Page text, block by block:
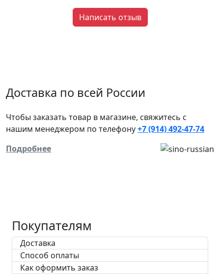
Написать отзыв
Доставка по всей России
Чтобы заказать товар в магазине, свяжитесь с
нашим менеджером по телефону+7 (914) 492-47-74
Подробнее
Покупателям
Доставка
Способ оплаты
Как оформить заказ